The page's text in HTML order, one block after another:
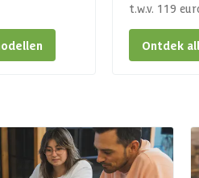
t.w.v. 119
Ontdek